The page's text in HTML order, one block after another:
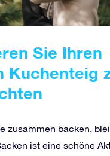
Sie Ihren
Kuchenteig
zusammen backen,
ist eine schöne